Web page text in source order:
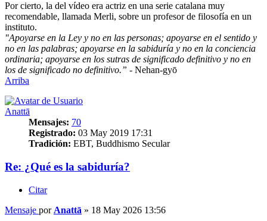
Por cierto, la del vídeo era actriz en una serie catalana muy
recomendable, llamada Merli, sobre un profesor de filosofía en un
instituto.
"Apoyarse en la Ley y no en las personas; apoyarse en el sentido y
no en las palabras; apoyarse en la sabiduría y no en la conciencia
ordinaria; apoyarse en los sutras de significado definitivo y no en
los de significado no definitivo.” - Nehan-gyō
Arriba
Anattā
Mensajes: 70
Registrado: 03 May 2019 17:31
Tradición: EBT, Buddhismo Secular
Re: ¿Qué es la sabiduría?
Citar
Mensaje por Anattā » 18 May 2026 13:56